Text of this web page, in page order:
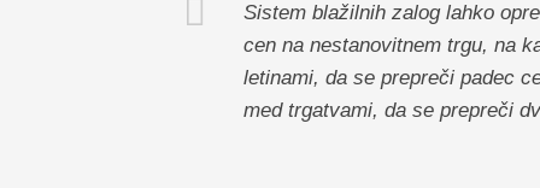
Sistem blažilnih zalog lahko
cen na nestanovitnem trgu, na
letinami, da se prepreči padec
med trgatvami, da se prepreči